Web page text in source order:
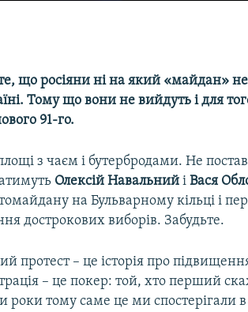
що росіяни ні на який «майдан» не
Тому що вони не вийдуть і для
91-го.
з чаєм і бутербродами. Не
Олексій Навальний іВася
на Бульварному кільці і
дострокових виборів. Забудьте.
протест – це історія про
– це покер: той, хто перший
роки тому саме це ми спостерігали